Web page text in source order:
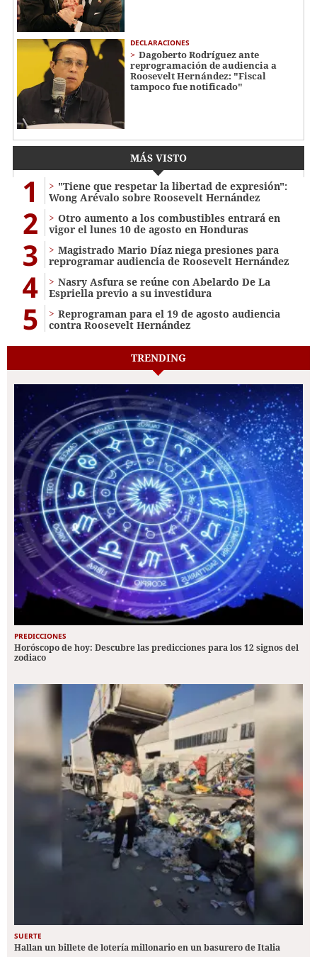
DECLARACIONES
Dagoberto Rodríguez ante
reprogramación de audiencia a
Roosevelt Hernández: "Fiscal
tampoco fue notificado"
MÁS VISTO
1
"Tiene que respetar la libertad de expresión":
Wong Arévalo sobre Roosevelt Hernández
2
Otro aumento a los combustibles entrará en
vigor el lunes 10 de agosto en Honduras
3
Magistrado Mario Díaz niega presiones para
reprogramar audiencia de Roosevelt Hernández
4
Nasry Asfura se reúne con Abelardo De La
Espriella previo a su investidura
5
Reprograman para el 19 de agosto audiencia
contra Roosevelt Hernández
TRENDING
PREDICCIONES
Horóscopo de hoy: Descubre las predicciones para los 12 signos del
zodiaco
SUERTE
Hallan un billete de lotería millonario en un basurero de Italia